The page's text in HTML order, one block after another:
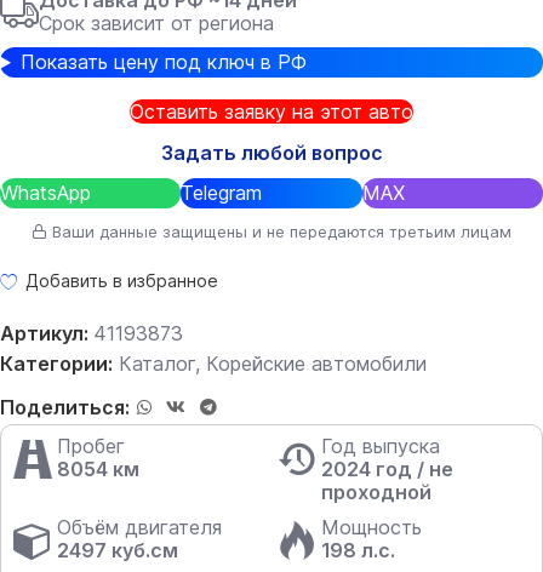
Срок зависит от региона
Показать цену под ключ в РФ
Оставить заявку на этот авто
Задать любой вопрос
WhatsApp
Telegram MAX
Ваши данные защищены и не передаются третьим лицам
Добавить в избранное
Артикул: 41193873
Категории: Каталог, Корейские автомобили
Поделиться:
Пробег
8054 км
Год выпуска
2024 год / не
проходной
Объём двигателя
2497 куб.см
Мощность
198 л.с.